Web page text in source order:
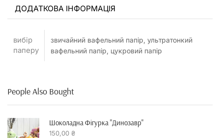
ДОДАТКОВА ІНФОРМАЦІЯ
вибір
паперу
звичайний вафельний папір, ультратонкий
вафельний папір, цукровий папір
People Also Bought
Шоколадна Фігурка "динозавр"
150,00 ₴